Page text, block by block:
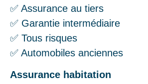
✅ Assurance au tiers
✅ Garantie intermédiaire
✅ Tous risques
✅ Automobiles anciennes
Assurance habitation